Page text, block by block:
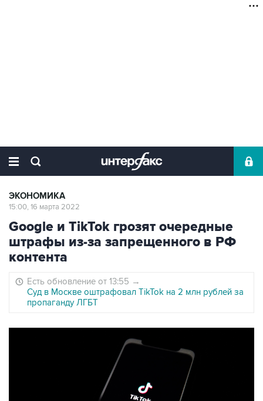
ЭКОНОМИКА
15:00, 16 марта 2022
Google и TikTok грозят очередные
штрафы из-за запрещенного в РФ
контента
Есть обновление от 13:55 →
Суд в Москве оштрафовал TikTok на 2 млн рублей за
пропаганду ЛГБТ